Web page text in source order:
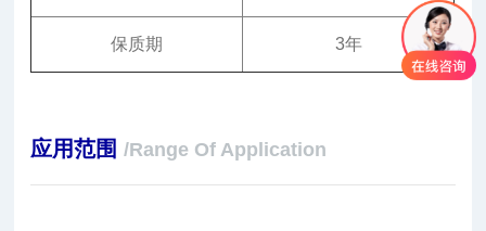
保质期 3年
应用范围/Range Of Application